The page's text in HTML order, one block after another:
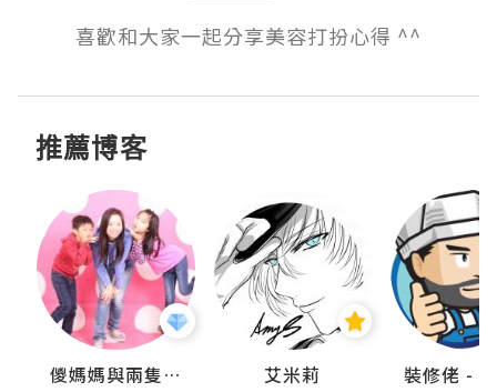
喜歡和大家一起分享美容打扮心得 ^^
推薦博客
儍媽媽與兩隻小魔怪之家 艾米莉